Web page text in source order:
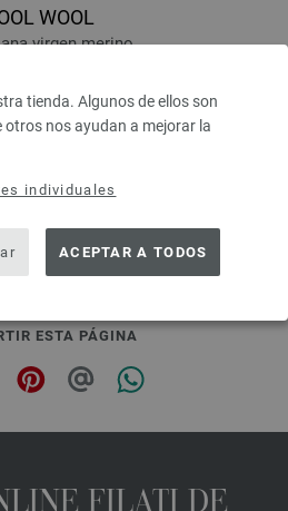
tienda. Algunos de ellos son
otros nos ayudan a mejorar la
individuales
ACEPTAR A TODOS
WOOL
virgen merino
las agujas: 3 - 3,5
6,35 $
de envío, Precio base:
next
ESTA PÁGINA